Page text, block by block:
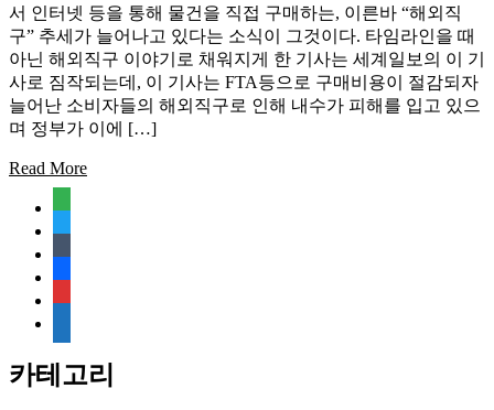
서 인터넷 등을 통해 물건을 직접 구매하는, 이른바 “해외직
구” 추세가 늘어나고 있다는 소식이 그것이다. 타임라인을 때
아닌 해외직구 이야기로 채워지게 한 기사는 세계일보의 이 기
사로 짐작되는데, 이 기사는 FTA등으로 구매비용이 절감되자
늘어난 소비자들의 해외직구로 인해 내수가 피해를 입고 있으
며 정부가 이에 […]
Read More
document
카테고리